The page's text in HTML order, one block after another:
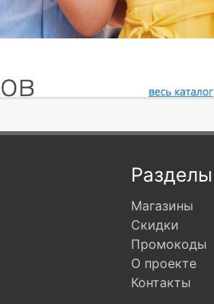
Разделы
Магазины
Скидки
Промокоды
О проекте
Контакты